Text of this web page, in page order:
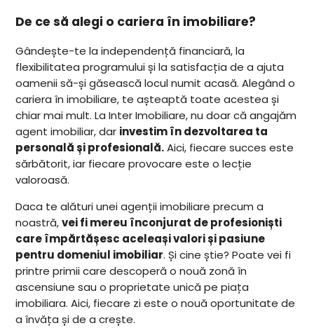
De ce să alegi o cariera în imobiliare?
Gândește-te la independență financiară, la
flexibilitatea programului și la satisfacția de a ajuta
oamenii să-și găsească locul numit acasă. Alegând o
cariera în imobiliare, te așteaptă toate acestea și
chiar mai mult. La Inter Imobiliare, nu doar că angajăm
agent imobiliar, dar investim în dezvoltarea ta
personală și profesională.Aici, fiecare succes este
sărbătorit, iar fiecare provocare este o lecție
valoroasă.
Daca te alături unei agenții imobiliare precum a
noastră,vei fi mereu înconjurat de profesioniști
care împărtășesc aceleași valori și pasiune
pentru domeniul imobiliar. Și cine știe? Poate vei fi
printre primii care descoperă o nouă zonă în
ascensiune sau o proprietate unică pe piața
imobiliara. Aici, fiecare zi este o nouă oportunitate de
a învăța și de a crește.